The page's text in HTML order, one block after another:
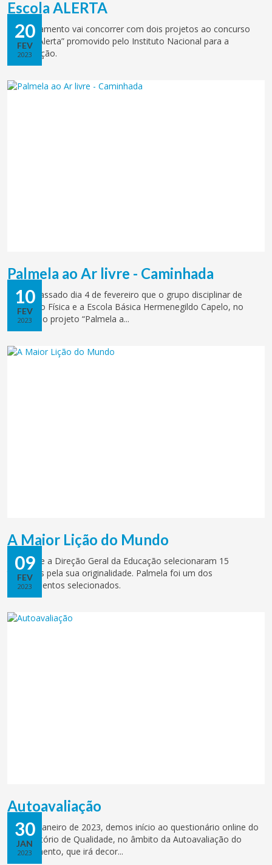
20
FEV
2023
Escola ALERTA
O agrupamento vai concorrer com dois projetos ao concurso
“Escola Alerta” promovido pelo Instituto Nacional para a
Reabilitação.
10
FEV
2023
Palmela ao Ar livre - Caminhada
Foi no passado dia 4 de fevereiro que o grupo disciplinar de
Educação Física e a Escola Básica Hermenegildo Capelo, no
âmbito do projeto “Palmela a...
09
FEV
2023
A Maior Lição do Mundo
UNICEF e a Direção Geral da Educação selecionaram 15
trabalhos pela sua originalidade. Palmela foi um dos
agrupamentos selecionados.
30
JAN
2023
Autoavaliação
A 30 de janeiro de 2023, demos início ao questionário online do
Observatório de Qualidade, no âmbito da Autoavaliação do
Agrupamento, que irá decor...